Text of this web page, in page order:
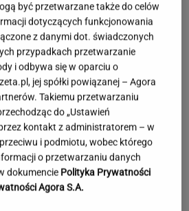
jezioro w Polsce. Ma aż 16 wysp
być przetwarzane także do celów
dotyczących funkcjonowania
z danymi dot. świadczonych
przypadkach przetwarzanie
i odbywa się w oparciu o
jej spółki powiązanej – Agora
Takiemu przetwarzaniu
do „Ustawień
kontakt z administratorem – w
i podmiotu, wobec którego
o przetwarzaniu danych
dokumencie Polityka Prywatności
Agora S.A.